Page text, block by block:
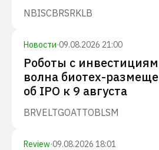
NBISCBRSRKLB
Новости·09.08.2026 21:00
Роботы с
волна биотех-
об IPO к 9 августа
BRVELTGOATTOBLSM
Review·09.08.2026 18:01